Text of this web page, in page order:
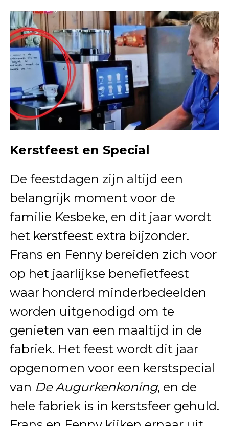
Kerstfeest en Special
De feestdagen zijn altijd een
belangrijk moment voor de
familie Kesbeke, en dit jaar wordt
het kerstfeest extra bijzonder.
Frans en Fenny bereiden zich voor
op het jaarlijkse benefietfeest
waar honderd minderbedeelden
worden uitgenodigd om te
genieten van een maaltijd in de
fabriek. Het feest wordt dit jaar
opgenomen voor een kerstspecial
van De Augurkenkoning, en de
hele fabriek is in kerstsfeer gehuld.